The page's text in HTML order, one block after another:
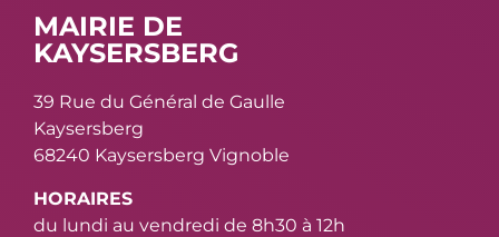
MAIRIE DE
KAYSERSBERG
39 Rue du Général de Gaulle
Kaysersberg
68240 Kaysersberg Vignoble
HORAIRES
du lundi au vendredi de 8h30 à 12h